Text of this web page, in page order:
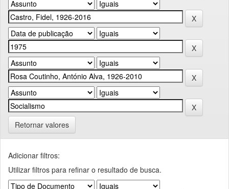
Retornar valores
Adicionar filtros:
Utilizar filtros para refinar o resultado de busca.